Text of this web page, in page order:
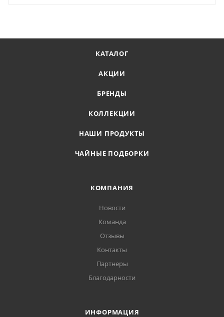
КАТАЛОГ
АКЦИИ
БРЕНДЫ
КОЛЛЕКЦИИ
НАШИ ПРОДУКТЫ
ЧАЙНЫЕ ПОДБОРКИ
КОМПАНИЯ
Новости
Команда
Отзывы
Контакты
Партнеры
Благодарности
ИНФОРМАЦИЯ